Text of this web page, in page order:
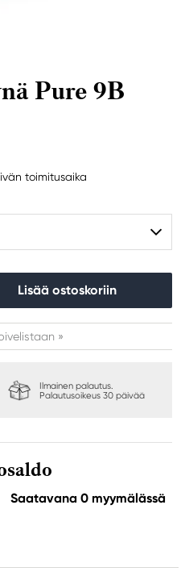
Pure 9B
toimitusaika
Lisää ostoskoriin
»
Ilmainen palautus.
Palautusoikeus 30 päivää
Saatavana 0 myymälässä